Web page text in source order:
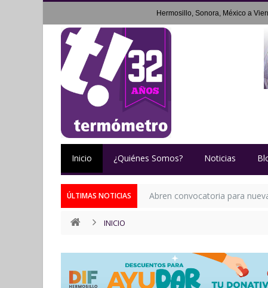
Hermosillo, Sonora, México a
Inicio ¿Quiénes Somos? Noticias
ÚLTIMAS NOTICIAS Abren convocatoria para
INICIO